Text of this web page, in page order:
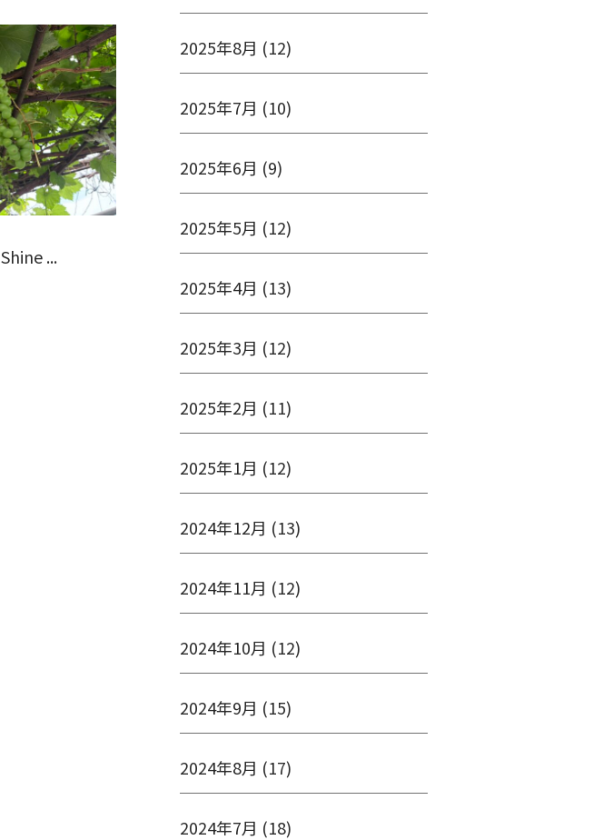
Shine ...
2025年8月 (12)
2025年7月 (10)
2025年6月 (9)
2025年5月 (12)
2025年4月 (13)
2025年3月 (12)
2025年2月 (11)
2025年1月 (12)
2024年12月 (13)
2024年11月 (12)
2024年10月 (12)
2024年9月 (15)
2024年8月 (17)
2024年7月 (18)